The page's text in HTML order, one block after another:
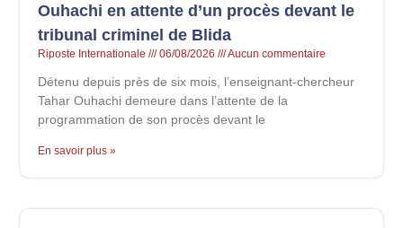
Ouhachi en attente d’un procès devant le
tribunal criminel de Blida
Riposte Internationale 06/08/2026 Aucun commentaire
Détenu depuis près de six mois, l’enseignant-chercheur
Tahar Ouhachi demeure dans l’attente de la
programmation de son procès devant le
En savoir plus »